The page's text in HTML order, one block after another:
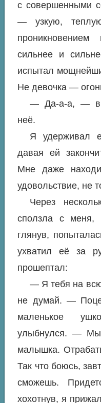
с совершенными
— узкую,
сильнее и
испытал
Не девочка —
— Да-а-а, —
неё.
Я удерживал
давая ей
Мне даже
удовольствие, не
Через
сползла с меня,
глянув,
ухватил её за
прошептал:
— Я тебя на всю
не думай. —
маленькое
улыбнулся. — Мы
малышка.
Так что боюсь,
сможешь.
хохотнув, я